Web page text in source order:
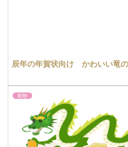
辰年の年賀状向け かわいい竜
動物